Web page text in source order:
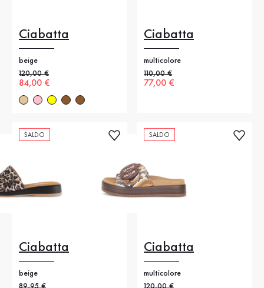
Ciabatta
beige
Prezzo precedente
120,00 €
Nuovo prezzo
84,00 €
Ciabatta
multicolore
Prezzo precedente
110,00 €
Nuovo prezzo
77,00 €
SALDO
Ciabatta
beige
Prezzo precedente
89,95 €
SALDO
Ciabatta
multicolore
Prezzo precedente
120,00 €